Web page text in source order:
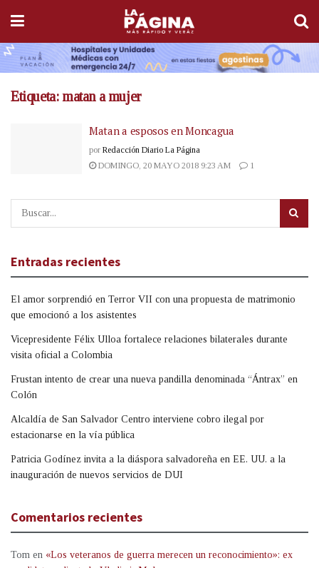
Etiqueta:matan a mujer
Matan a esposos en Moncagua
por Redacción Diario La Página
DOMINGO, 20 MAYO 2018 9:23 AM
1
Entradas recientes
El amor sorprendió en Terror VII con una propuesta de matrimonio
que emocionó a los asistentes
Vicepresidente Félix Ulloa fortalece relaciones bilaterales durante
visita oficial a Colombia
Frustan intento de crear una nueva pandilla denominada “Ántrax” en
Colón
Alcaldía de San Salvador Centro interviene cobro ilegal por
estacionarse en la vía pública
Patricia Godínez invita a la diáspora salvadoreña en EE. UU. a la
inauguración de nuevos servicios de DUI
Comentarios recientes
Tom en «Los veteranos de guerra merecen un reconocimiento»: ex